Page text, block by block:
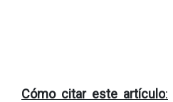
Cómo citar este artículo: